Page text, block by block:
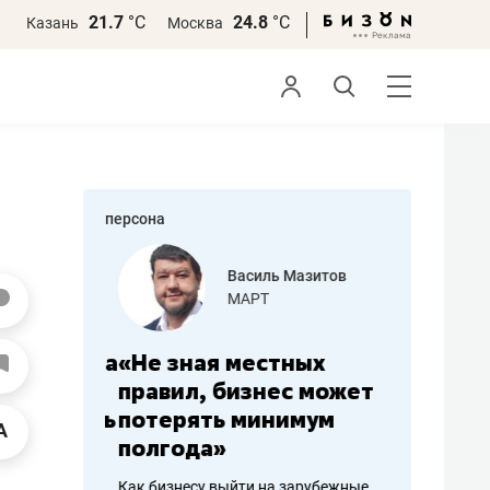
Казань 21.7 °С Москва 24.8 °С
персона
работа
Василь Мазитов
МАРТ
«Не зная местных
правил, бизнес может
потерять минимум
полгода»